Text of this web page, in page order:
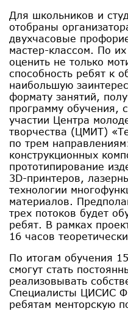
Для школьников и
отобраны
двухчасовые
мастер-классом. По
оценить не только
способность ребят к
наибольшую
формату занятий,
программу обучения,
участии Центра
творчества (ЦМИТ)
по трем
конструкционных
прототипирование
3D-принтеров,
технологии
материалов.
трех потоков будет
ребят. В рамках
16 часов
По итогам обучения
смогут стать
реализовывать
Специалисты ЦИСИС
ребятам менторскую